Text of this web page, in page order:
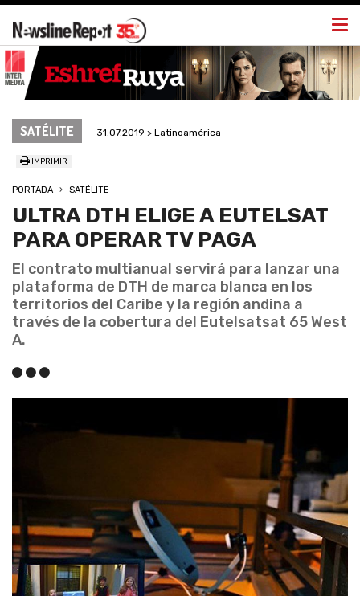
SATÉLITE 31.07.2019 > Latinoamérica
IMPRIMIR
PORTADA SATÉLITE
ULTRA DTH ELIGE A EUTELSAT
PARA OPERAR TV PAGA
El contrato multianual servirá para lanzar una
plataforma de DTH de marca blanca en los
territorios del Caribe y la región andina a
través de la cobertura del Eutelsatsat 65 West
A.